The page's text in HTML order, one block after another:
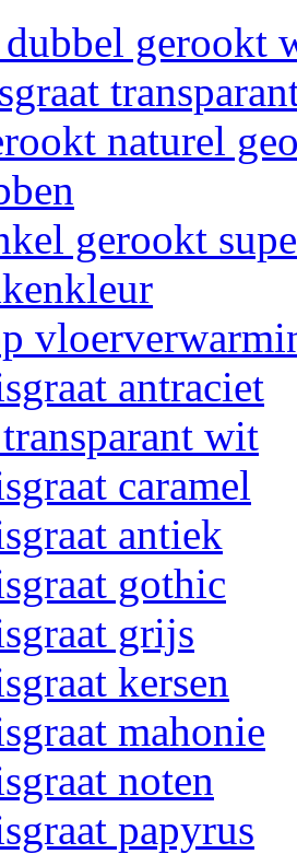
gerookt
naturel
gerookt
antraciet
wit
caramel
antiek
gothic
grijs
kersen
mahonie
noten
papyrus